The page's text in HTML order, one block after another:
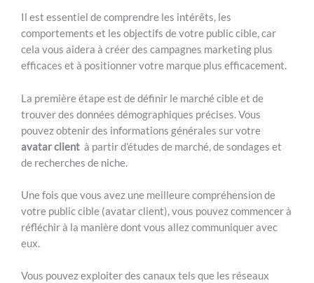
Il est essentiel de comprendre les intérêts, les
comportements et les objectifs de votre public cible, car
cela vous aidera à créer des campagnes marketing plus
efficaces et à positionner votre marque plus efficacement.
La première étape est de définir le marché cible et de
trouver des données démographiques précises. Vous
pouvez obtenir des informations générales sur votre
avatar client à partir d’études de marché, de sondages et
de recherches de niche.
Une fois que vous avez une meilleure compréhension de
votre public cible (avatar client), vous pouvez commencer à
réfléchir à la manière dont vous allez communiquer avec
eux.
Vous pouvez exploiter des canaux tels que les réseaux